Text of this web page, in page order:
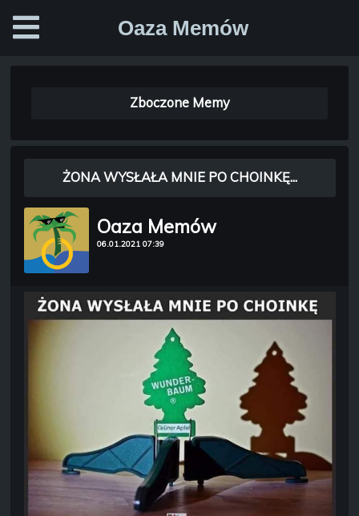
Oaza Memów
Zboczone Memy
Oaza Memów
06.01.2021 07:39
ŻONA WYSŁAŁA MNIE PO CHOINKĘ...